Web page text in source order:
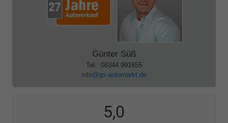
Günter Süß
Tel.: 08344 991655
info@gs-automarkt.de
5,0